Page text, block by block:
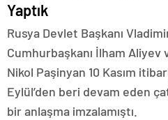
Yaptık
Rusya Devlet Başkanı
Cumhurbaşkanı İlham Aliyev
Nikol Paşinyan 10 Kasım
Eylül’den beri devam eden
bir anlaşma imzalamıştı.